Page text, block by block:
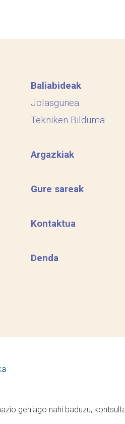
Baliabideak
Jolasgunea
Tekniken Bilduma
Argazkiak
Gure sareak
Kontaktua
Denda
gehiago nahi baduzu,